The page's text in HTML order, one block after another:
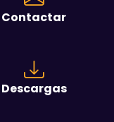
Contactar
Descargas